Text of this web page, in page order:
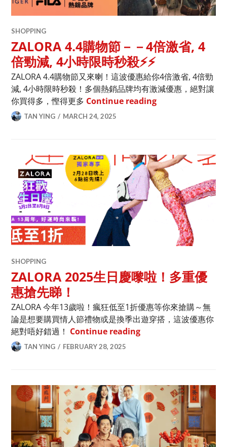
SHOPPING
ZALORA 4.4購物節－－4倍激省, 4
倍勁減, 4小時限時秒殺⚡⚡
ZALORA 4.4購物節又來喇！這波優惠給你4倍激省, 4倍勁
減, 4小時限時秒殺！多個熱銷品牌均有激減優惠，絕對讓
你買得多，慳得更多 Continue readingZALORA 4.4購物
TAN YING MARCH 24, 2025
SHOPPING
ZALORA 2025生日慶嚟啦！多重優
惠搶先睇！
ZALORA 今年13歲啦！瘋狂低至1折優惠等你來搶購～無
論是想要購買情人節禮物或是換季出遊穿搭，這波優惠你
絕對唔好錯過！ Continue readingZALORA 2025生日慶
TAN YING FEBRUARY 28, 2025